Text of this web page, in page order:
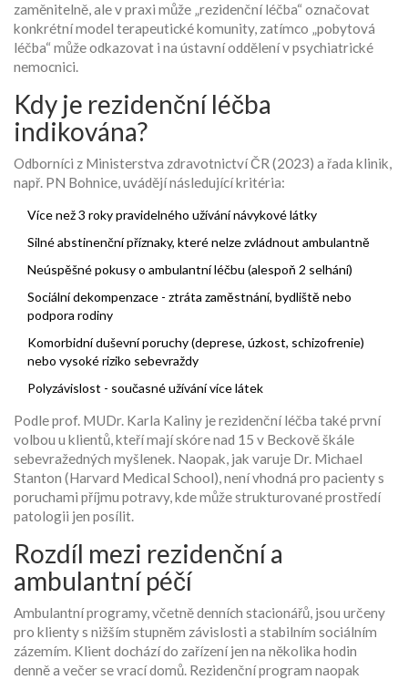
zaměnitelně, ale v praxi může „rezidenční léčba“ označovat
konkrétní model terapeutické komunity, zatímco „pobytová
léčba“ může odkazovat i na ústavní oddělení v psychiatrické
nemocnici.
Kdy je rezidenční léčba
indikována?
Odborníci z Ministerstva zdravotnictví ČR (2023) a řada klinik,
např. PN Bohnice, uvádějí následující kritéria:
Více než 3 roky pravidelného užívání návykové látky
Silné abstinenční příznaky, které nelze zvládnout ambulantně
Neúspěšné pokusy o ambulantní léčbu (alespoň 2 selhání)
Sociální dekompenzace - ztráta zaměstnání, bydliště nebo
podpora rodiny
Komorbidní duševní poruchy (deprese, úzkost, schizofrenie)
nebo vysoké riziko sebevraždy
Polyzávislost - současné užívání více látek
Podle prof. MUDr. Karla Kaliny je rezidenční léčba také první
volbou u klientů, kteří mají skóre nad 15 v Beckově škále
sebevražedných myšlenek. Naopak, jak varuje Dr. Michael
Stanton (Harvard Medical School), není vhodná pro pacienty s
poruchami příjmu potravy, kde může strukturované prostředí
patologii jen posílit.
Rozdíl mezi rezidenční a
ambulantní péčí
Ambulantní programy, včetně denních stacionářů, jsou určeny
pro klienty s nižším stupněm závislosti a stabilním sociálním
zázemím. Klient dochází do zařízení jen na několika hodin
denně a večer se vrací domů. Rezidenční program naopak